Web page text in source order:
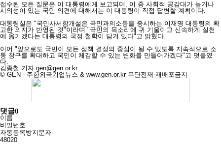
접수된 모든 질문은 이 대통령에게 보고되며, 이 중 사회적 공감대가 높거나
시의성이 있는 국민 의견에 대해서는 이 대통령이 직접 답변할 계획이다.
대통령실은 "국민사서함개설은 국민과의소통을 중시하는 이재명 대통령의 확
고한 의지가 반영된 것"이라며 "국민의 목소리에 귀 기울이고 신속하게 실천
에 옮기겠다는 대통령의 국정 철학이 담겨 있다"고 밝혔다.
이어 "앞으로도 국민이 모든 정책 결정의 중심이 될 수 있도록 지속적으로 소
통 창구를 확대하고 국민이 체감할 수 있는 변화를 만들어가겠다"고 덧붙였
다.
김종철 기자 gen@gen.or.kr
© GEN - 주한외국기업뉴스 & www.gen.or.kr 무단전재-재배포금지
댓글0
이름
비밀번호
자동등록방지문자
48020